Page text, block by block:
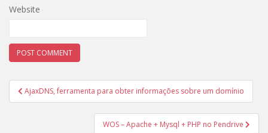
Website
Post
navigation
AjaxDNS, ferramenta para obter informações sobre um domínio
WOS – Apache + Mysql + PHP no Pendrive